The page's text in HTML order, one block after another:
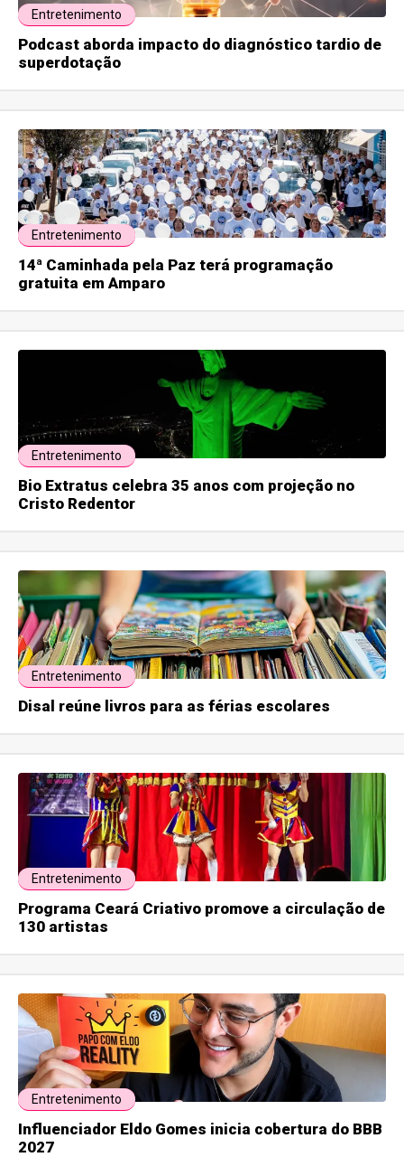
Entretenimento
Podcast aborda impacto do diagnóstico tardio de
superdotação
Entretenimento
14ª Caminhada pela Paz terá programação
gratuita em Amparo
Entretenimento
Bio Extratus celebra 35 anos com projeção no
Cristo Redentor
Entretenimento
Disal reúne livros para as férias escolares
Entretenimento
Programa Ceará Criativo promove a circulação de
130 artistas
Entretenimento
Influenciador Eldo Gomes inicia cobertura do BBB
2027